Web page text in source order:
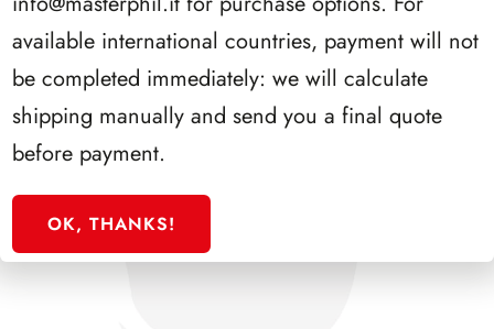
available international countries, payment will not
be completed immediately: we will calculate
shipping manually and send you a final quote
before payment.
OK, THANKS!